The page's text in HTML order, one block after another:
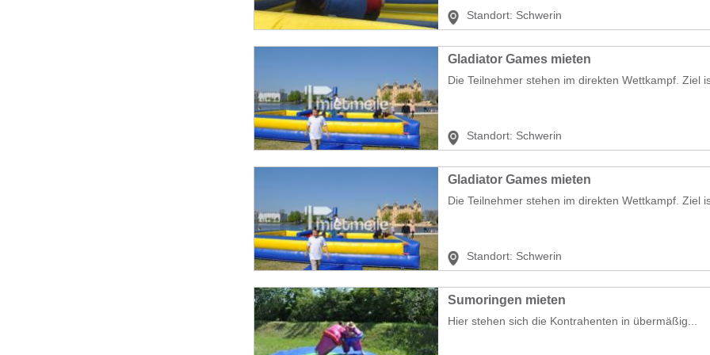
Standort: Schwerin
Gladiator Games mieten
Die Teilnehmer stehen im direkten Wettkampf. Ziel
Standort: Schwerin
Gladiator Games mieten
Die Teilnehmer stehen im direkten Wettkampf. Ziel
Standort: Schwerin
Sumoringen mieten
Hier stehen sich die Kontrahenten in übermäßig...